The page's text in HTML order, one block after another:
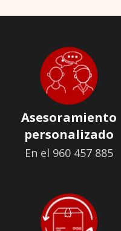
Asesoramiento
personalizado
En el 960 457 885